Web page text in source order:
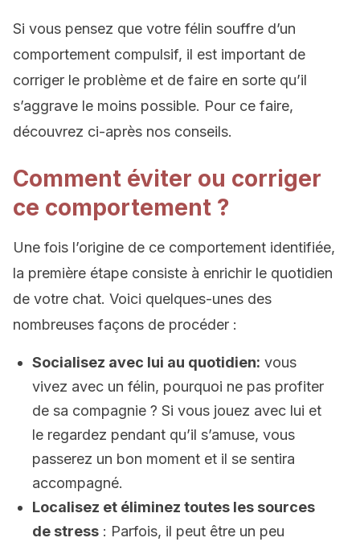
Si vous pensez que votre félin souffre d’un
comportement compulsif, il est important de
corriger le problème et de faire en sorte qu’il
s’aggrave le moins possible. Pour ce faire,
découvrez ci-après nos conseils.
Comment éviter ou corriger
ce comportement ?
Une fois l’origine de ce comportement identifiée,
la première étape consiste à enrichir le quotidien
de votre chat. Voici quelques-unes des
nombreuses façons de procéder :
Socialisez avec lui au quotidien: vous
vivez avec un félin, pourquoi ne pas profiter
de sa compagnie ? Si vous jouez avec lui et
le regardez pendant qu’il s’amuse, vous
passerez un bon moment et il se sentira
accompagné.
Localisez et éliminez toutes les sources
de stress : Parfois, il peut être un peu